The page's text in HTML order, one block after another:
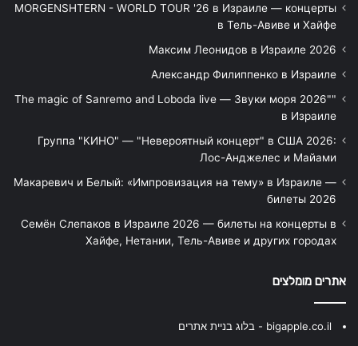
MORGENSHTERN - WORLD TOUR '26 в Израиле — концерты
в Тель-Авиве и Хайфе
Максим Леонидов в Израиле 2026
Александр Филиппенко в Израиле
"The magic of Sanremo and Loboda live — Звуки моря 2026"
в Израиле
Группа "КИНО" — "Невероятный концерт" в США 2026:
Лос-Анджелес и Майами
Макаревич и Белый: «Импровизация на тему» в Израиле —
билеты 2026
Семён Слепаков в Израиле 2026 — билеты на концерты в
Хайфе, Нетании, Тель-Авиве и других городах
אתרים מומלצים
bigapple.co.il - בלוג בניית אתרים